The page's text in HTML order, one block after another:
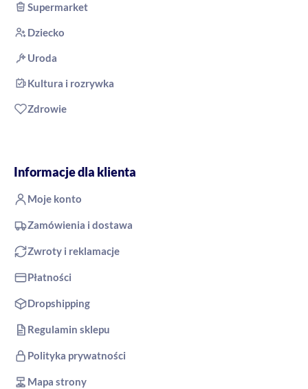
Supermarket
Dziecko
Uroda
Kultura i rozrywka
Zdrowie
Informacje dla klienta
Moje konto
Zamówienia i dostawa
Zwroty i reklamacje
Płatności
Dropshipping
Regulamin sklepu
Polityka prywatności
Mapa strony